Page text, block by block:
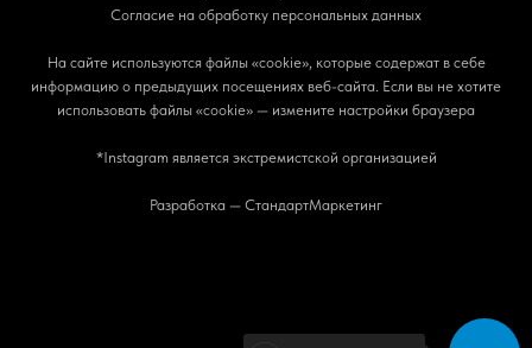
Согласие на обработку персональных данных
На сайте используются файлы «cookie», которые содержат в себе
информацию о предыдущих посещениях веб-сайта. Если вы не хотите
использовать файлы «cookie» — измените настройки браузера
*Instagram является экстремистской организацией
Разработка — СтандартМаркетинг